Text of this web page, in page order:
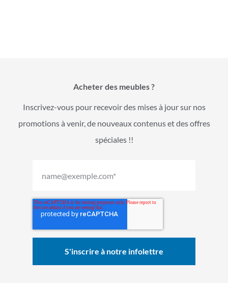
Acheter des meubles ?
Inscrivez-vous pour recevoir des mises à jour sur nos
promotions à venir, de nouveaux contenus et des offres
spéciales !!